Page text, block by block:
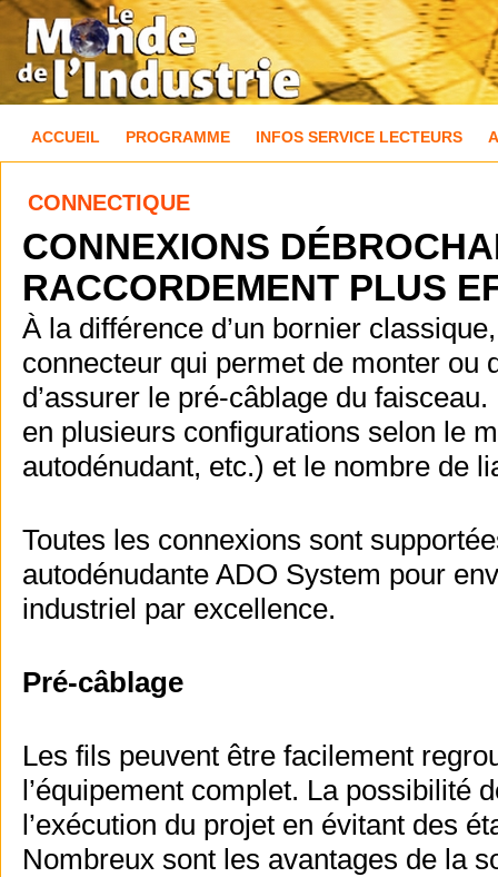
ACCUEIL PROGRAMME INFOS SERVICE LECTEURS
CONNECTIQUE
CONNEXIONS
RACCORDEMENT PLUS
À la différence d’un bornier
connecteur qui permet de monter ou
d’assurer le pré-câblage du faisceau.
en plusieurs configurations selon le
autodénudant, etc.) et le nombre de
Toutes les connexions sont
autodénudante ADO System pour
industriel par excellence.
Pré-câblage
Les fils peuvent être facilement
l’équipement complet. La possibilité
l’exécution du projet en évitant des
Nombreux sont les avantages de la